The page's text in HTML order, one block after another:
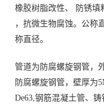
橡胶树脂改性、 防锈填
，抗微生物腐蚀。公称
称直径。
管道为防腐螺旋钢管，
防腐螺旋钢管，壁厚为
De63,钢筋混凝土管、